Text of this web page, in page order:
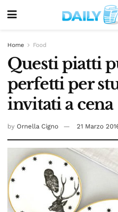
Home Food
Questi piatti
perfetti per
invitati a cena
by Ornella Cigno 21 Marzo